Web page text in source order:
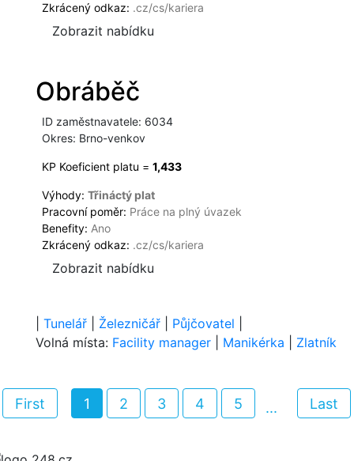
Zkrácený odkaz: .cz/cs/kariera
Zobrazit nabídku
Obráběč
ID zaměstnavatele: 6034
Okres: Brno-venkov
KP Koeficient platu = 1,433
Výhody: Třináctý plat
Pracovní poměr: Práce na plný úvazek
Benefity: Ano
Zkrácený odkaz: .cz/cs/kariera
Zobrazit nabídku
Tunelář Železničář Půjčovatel
Volná místa: Facility manager Manikérka Zlatník
First 1 2 3 4 5 ... Last